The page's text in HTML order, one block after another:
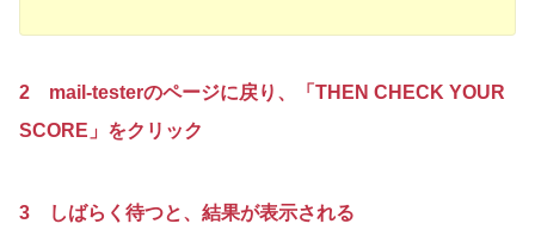
2 mail-testerのページに戻り、「THEN CHECK YOUR
SCORE」をクリック
3 しばらく待つと、結果が表示される